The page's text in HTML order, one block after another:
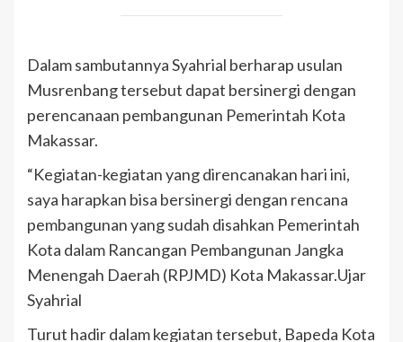
Dalam sambutannya Syahrial berharap usulan
Musrenbang tersebut dapat bersinergi dengan
perencanaan pembangunan Pemerintah Kota
Makassar.
“Kegiatan-kegiatan yang direncanakan hari ini,
saya harapkan bisa bersinergi dengan rencana
pembangunan yang sudah disahkan Pemerintah
Kota dalam Rancangan Pembangunan Jangka
Menengah Daerah (RPJMD) Kota Makassar.Ujar
Syahrial
Turut hadir dalam kegiatan tersebut, Bapeda Kota